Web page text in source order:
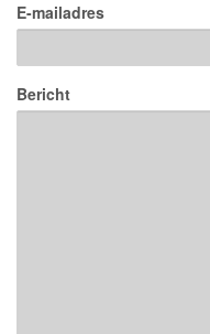
E-mailadres
Bericht